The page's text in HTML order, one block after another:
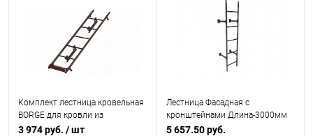
Комплект лестница кровельная
BORGE для кровли из
металлочерепицы L=1800 мм,
3 974 руб. / шт
Лестница Фасадная с
кронштейнами Длина-3000мм
5 657.50 руб.